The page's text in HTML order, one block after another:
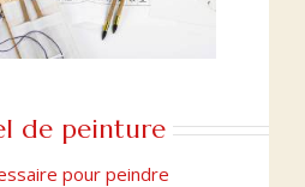
de peinture
pour peindre